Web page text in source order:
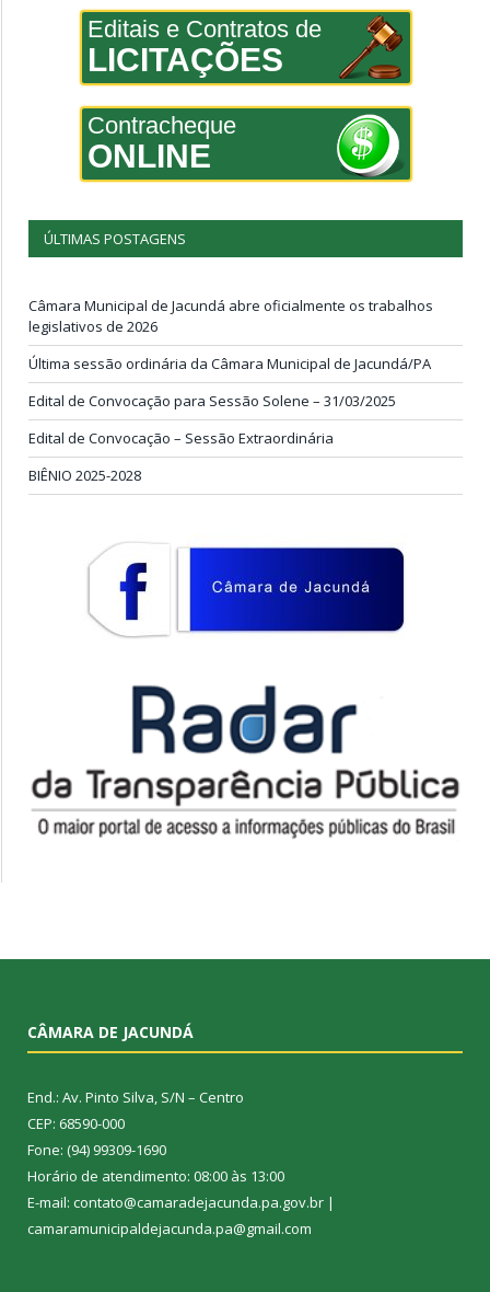
Editais e Contratos de
LICITAÇÕES
Contracheque
ONLINE
ÚLTIMAS POSTAGENS
Câmara Municipal de Jacundá abre oficialmente os trabalhos
legislativos de 2026
Última sessão ordinária da Câmara Municipal de Jacundá/PA
Edital de Convocação para Sessão Solene – 31/03/2025
Edital de Convocação – Sessão Extraordinária
BIÊNIO 2025-2028
CÂMARA DE JACUNDÁ
End.: Av. Pinto Silva, S/N – Centro
CEP: 68590-000
Fone: (94) 99309-1690
Horário de atendimento: 08:00 às 13:00
E-mail: contato@camaradejacunda.pa.gov.br |
camaramunicipaldejacunda.pa@gmail.com